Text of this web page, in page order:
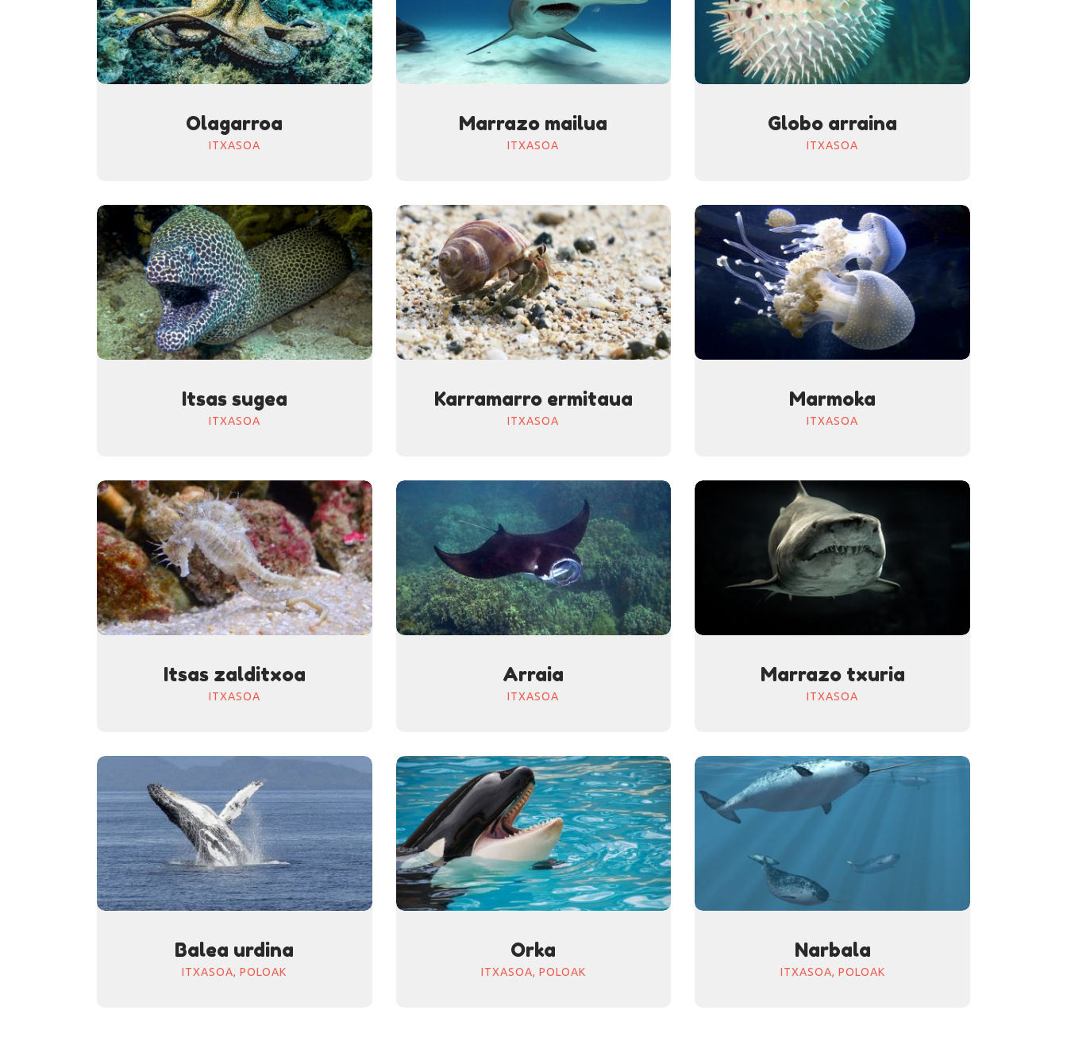
Olagarroa
ITXASOA
Marrazo mailua
ITXASOA
Globo arraina
ITXASOA
Itsas sugea
ITXASOA
Karramarro ermitaua
ITXASOA
Marmoka
ITXASOA
Itsas zalditxoa
ITXASOA
Arraia
ITXASOA
Marrazo txuria
ITXASOA
Balea urdina
ITXASOA,POLOAK
Orka
ITXASOA, POLOAK
Narbala
ITXASOA, POLOAK